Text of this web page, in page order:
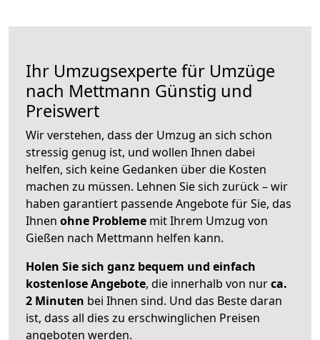
Ihr Umzugsexperte für Umzüge
nach Mettmann Günstig und
Preiswert
Wir verstehen, dass der Umzug an sich schon
stressig genug ist, und wollen Ihnen dabei
helfen, sich keine Gedanken über die Kosten
machen zu müssen. Lehnen Sie sich zurück – wir
haben garantiert passende Angebote für Sie, das
Ihnen ohne Probleme mit Ihrem Umzug von
Gießen nach Mettmann helfen kann.
Holen Sie sich ganz bequem und einfach
kostenlose Angebote, die innerhalb von nurca.
2 Minuten bei Ihnen sind. Und das Beste daran
ist, dass all dies zu erschwinglichen Preisen
angeboten werden.